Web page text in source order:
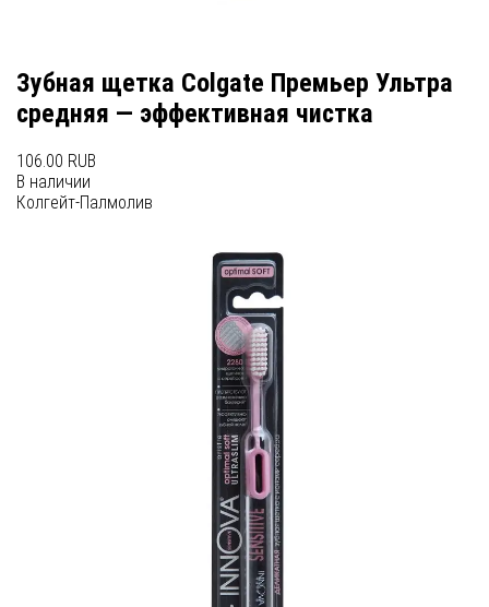
Зубная щетка Colgate Премьер Ультра
средняя — эффективная чистка
106.00 RUB
В наличии
Колгейт-Палмолив